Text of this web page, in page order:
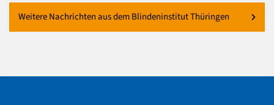
Weitere Nachrichten aus dem Blindeninstitut Thüringen